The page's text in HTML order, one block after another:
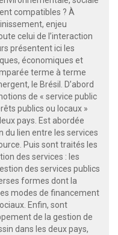
compatibles ? À
enjeu
celui de l’interaction
présentent ici les
économiques et
terme à terme
le Brésil. D’abord
de « service public
publics ou locaux »
pays. Est abordée
du lien entre les services
Puis sont traités les
des services : les
des services publics
formes dont la
modes de financement
Enfin, sont
de la gestion de
dans les deux pays,